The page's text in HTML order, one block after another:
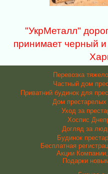
"УкрМеталл"
принимает черный
Перевозка
Частный дом
Приватний будинок для
Дом
Уход за
Хоспис
Догляд за
Будинок
Бесплатная
Акции
Подарки